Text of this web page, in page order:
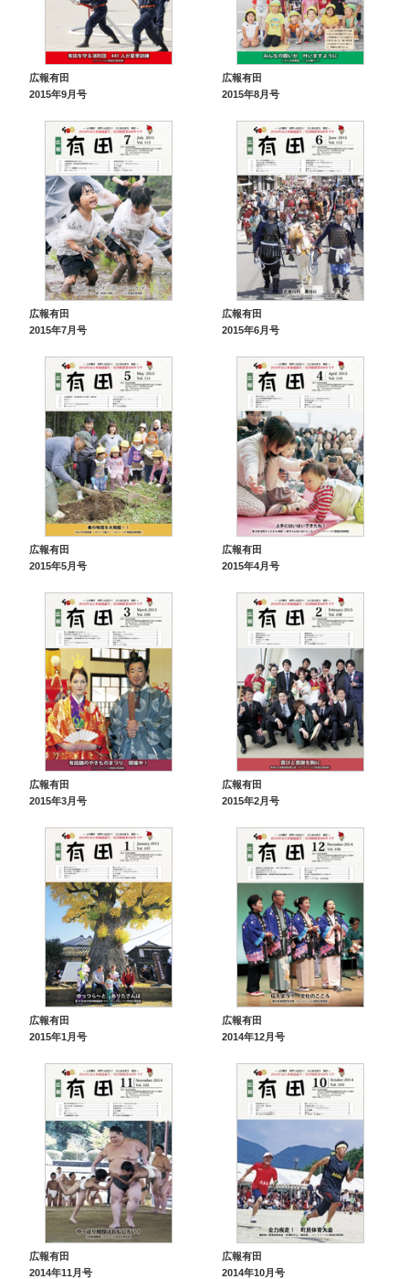
広報有田
2015年9月号
広報有田
2015年8月号
広報有田
2015年7月号
広報有田
2015年6月号
広報有田
2015年5月号
広報有田
2015年4月号
広報有田
2015年3月号
広報有田
2015年2月号
広報有田
2015年1月号
広報有田
2014年12月号
広報有田
2014年11月号
広報有田
2014年10月号